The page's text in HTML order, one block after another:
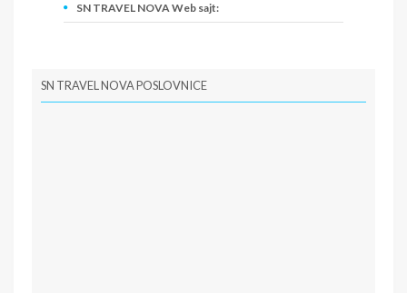
SN TRAVEL NOVA Web sajt:
SN TRAVEL NOVA POSLOVNICE